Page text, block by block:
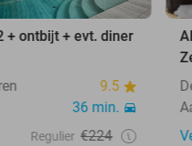
+ ontbijt + evt. diner
9.5
36 min.
Regulier €224